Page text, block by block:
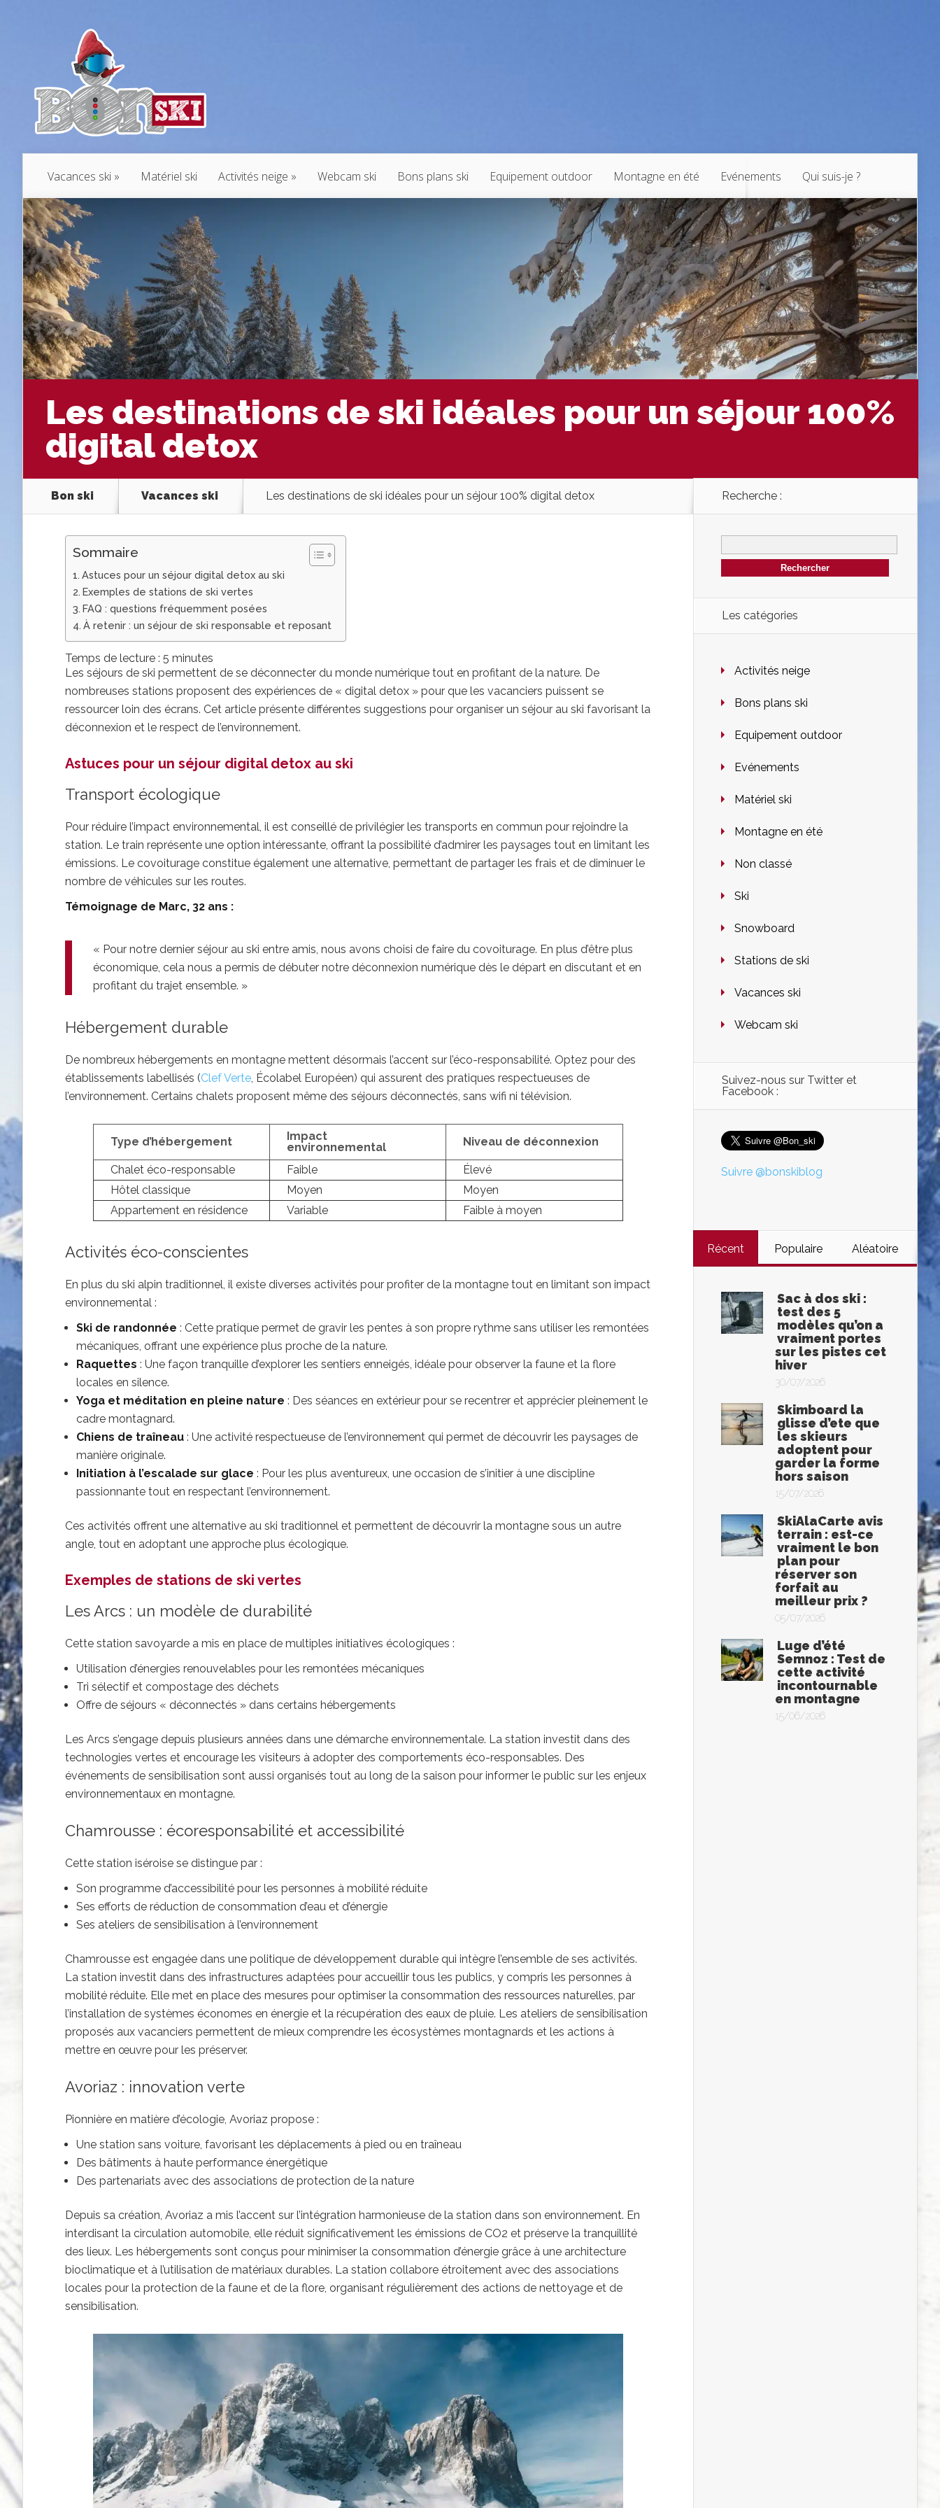
Vacances ski Matériel ski Activités neige Webcam ski Bons plans ski Equipement outdoor Montagne en été Evénements Qui suis-je ?
Les destinations de ski idéales pour un séjour 100%
digital detox
Bon ski Vacances ski Les destinations de ski idéales pour un séjour 100% digital detox
Sommaire
Astuces pour un séjour digital detox au ski
Exemples de stations de ski vertes
FAQ : questions fréquemment posées
À retenir : un séjour de ski responsable et reposant
Temps de lecture : 5 minutes
Les séjours de ski permettent de se déconnecter du monde numérique tout en profitant de la nature. De
nombreuses stations proposent des expériences de « digital detox » pour que les vacanciers puissent se
ressourcer loin des écrans. Cet article présente différentes suggestions pour organiser un séjour au ski favorisant la
déconnexion et le respect de l’environnement.
Astuces pour un séjour digital detox au ski
Transport écologique
Pour réduire l’impact environnemental, il est conseillé de privilégier les transports en commun pour rejoindre la
station. Le train représente une option intéressante, offrant la possibilité d’admirer les paysages tout en limitant les
émissions. Le covoiturage constitue également une alternative, permettant de partager les frais et de diminuer le
nombre de véhicules sur les routes.
Témoignage de Marc, 32 ans :
« Pour notre dernier séjour au ski entre amis, nous avons choisi de faire du covoiturage. En plus d’être plus
économique, cela nous a permis de débuter notre déconnexion numérique dès le départ en discutant et en
profitant du trajet ensemble. »
Hébergement durable
De nombreux hébergements en montagne mettent désormais l’accent sur l’éco-responsabilité. Optez pour des
établissements labellisés (Clef Verte, Écolabel Européen) qui assurent des pratiques respectueuses de
l’environnement. Certains chalets proposent même des séjours déconnectés, sans wifi ni télévision.
Type d’hébergement
Impact
environnemental
Niveau de déconnexion
Chalet éco-responsable Faible
Élevé
Hôtel classique
Moyen
Moyen
Appartement en résidence
Variable Faible à moyen
Activités éco-conscientes
En plus du ski alpin traditionnel, il existe diverses activités pour profiter de la montagne tout en limitant son impact
environnemental :
Ski de randonnée : Cette pratique permet de gravir les pentes à son propre rythme sans utiliser les remontées
mécaniques, offrant une expérience plus proche de la nature.
Raquettes : Une façon tranquille d’explorer les sentiers enneigés, idéale pour observer la faune et la flore
locales en silence.
Yoga et méditation en pleine nature : Des séances en extérieur pour se recentrer et apprécier pleinement le
cadre montagnard.
Chiens de traîneau : Une activité respectueuse de l’environnement qui permet de découvrir les paysages de
manière originale.
Initiation à l’escalade sur glace : Pour les plus aventureux, une occasion de s’initier à une discipline
passionnante tout en respectant l’environnement.
Ces activités offrent une alternative au ski traditionnel et permettent de découvrir la montagne sous un autre
angle, tout en adoptant une approche plus écologique.
Exemples de stations de ski vertes
Les Arcs : un modèle de durabilité
Cette station savoyarde a mis en place de multiples initiatives écologiques :
Utilisation d’énergies renouvelables pour les remontées mécaniques
Tri sélectif et compostage des déchets
Offre de séjours « déconnectés » dans certains hébergements
Les Arcs s’engage depuis plusieurs années dans une démarche environnementale. La station investit dans des
technologies vertes et encourage les visiteurs à adopter des comportements éco-responsables. Des
événements de sensibilisation sont aussi organisés tout au long de la saison pour informer le public sur les enjeux
environnementaux en montagne.
Chamrousse : écoresponsabilité et accessibilité
Cette station iséroise se distingue par :
Son programme d’accessibilité pour les personnes à mobilité réduite
Ses efforts de réduction de consommation d’eau et d’énergie
Ses ateliers de sensibilisation à l’environnement
Chamrousse est engagée dans une politique de développement durable qui intègre l’ensemble de ses activités.
La station investit dans des infrastructures adaptées pour accueillir tous les publics, y compris les personnes à
mobilité réduite. Elle met en place des mesures pour optimiser la consommation des ressources naturelles, par
l’installation de systèmes économes en énergie et la récupération des eaux de pluie. Les ateliers de sensibilisation
proposés aux vacanciers permettent de mieux comprendre les écosystèmes montagnards et les actions à
mettre en œuvre pour les préserver.
Avoriaz : innovation verte
Pionnière en matière d’écologie, Avoriaz propose :
Une station sans voiture, favorisant les déplacements à pied ou en traîneau
Des bâtiments à haute performance énergétique
Des partenariats avec des associations de protection de la nature
Depuis sa création, Avoriaz a mis l’accent sur l’intégration harmonieuse de la station dans son environnement. En
interdisant la circulation automobile, elle réduit significativement les émissions de CO2 et préserve la tranquillité
des lieux. Les hébergements sont conçus pour minimiser la consommation d’énergie grâce à une architecture
bioclimatique et à l’utilisation de matériaux durables. La station collabore étroitement avec des associations
locales pour la protection de la faune et de la flore, organisant régulièrement des actions de nettoyage et de
sensibilisation.
Recherche :
Les catégories
Activités neige
Bons plans ski
Equipement outdoor
Evénements
Matériel ski
Montagne en été
Non classé
Ski
Snowboard
Stations de ski
Vacances ski
Webcam ski
Suivez-nous sur Twitter et
Facebook :
Suivre @bonskiblog
Récent Populaire Aléatoire
Sac à dos ski :
test des 5
modèles qu’on a
vraiment portes
sur les pistes cet
hiver
30/07/2026
Skimboard la
glisse d’ete que
les skieurs
adoptent pour
garder la forme
hors saison
15/07/2026
SkiAlaCarte avis
terrain : est-ce
vraiment le bon
plan pour
réserver son
forfait au
meilleur prix ?
05/07/2026
Luge d’été
Semnoz : Test de
cette activité
incontournable
en montagne
15/06/2026